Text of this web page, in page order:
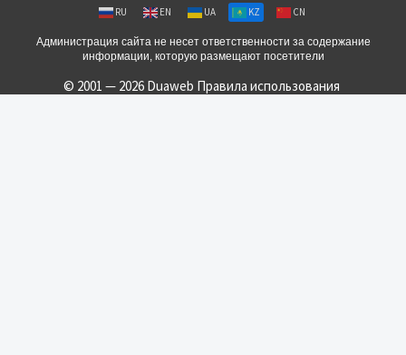
RU EN UA KZ CN
Администрация сайта не несет ответственности за содержание
информации, которую размещают посетители
© 2001 — 2026 Duaweb Правила использования